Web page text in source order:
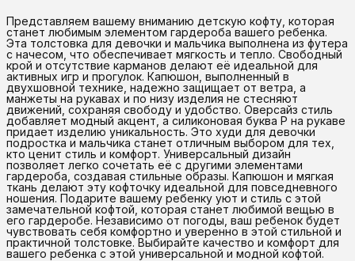
Представляем вашему вниманию детскую кофту, которая
станет любимым элементом гардероба вашего ребенка.
Эта толстовка для девочки и мальчика выполнена из футера
с начесом, что обеспечивает мягкость и тепло. Свободный
крой и отсутствие карманов делают её идеальной для
активных игр и прогулок. Капюшон, выполненный в
двухшовной технике, надежно защищает от ветра, а
манжеты на рукавах и по низу изделия не стесняют
движений, сохраняя свободу и удобство. Оверсайз стиль
добавляет модный акцент, а силиконовая буква P на рукаве
придает изделию уникальность. Это худи для девочки
подростка и мальчика станет отличным выбором для тех,
кто ценит стиль и комфорт. Универсальный дизайн
позволяет легко сочетать её с другими элементами
гардероба, создавая стильные образы. Капюшон и мягкая
ткань делают эту кофточку идеальной для повседневного
ношения. Подарите вашему ребенку уют и стиль с этой
замечательной кофтой, которая станет любимой вещью в
его гардеробе. Независимо от погоды, ваш ребенок будет
чувствовать себя комфортно и уверенно в этой стильной и
практичной толстовке. Выбирайте качество и комфорт для
вашего ребенка с этой универсальной и модной кофтой.